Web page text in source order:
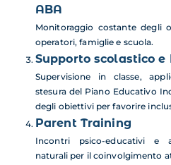
ABA
Monitoraggio costante degli
operatori, famiglie e scuola.
Supporto scolastico e
Supervisione in classe,
stesura del Piano Educativo
degli obiettivi per favorire
Parent Training
Incontri psico-educativi e
naturali per il coinvolgimento